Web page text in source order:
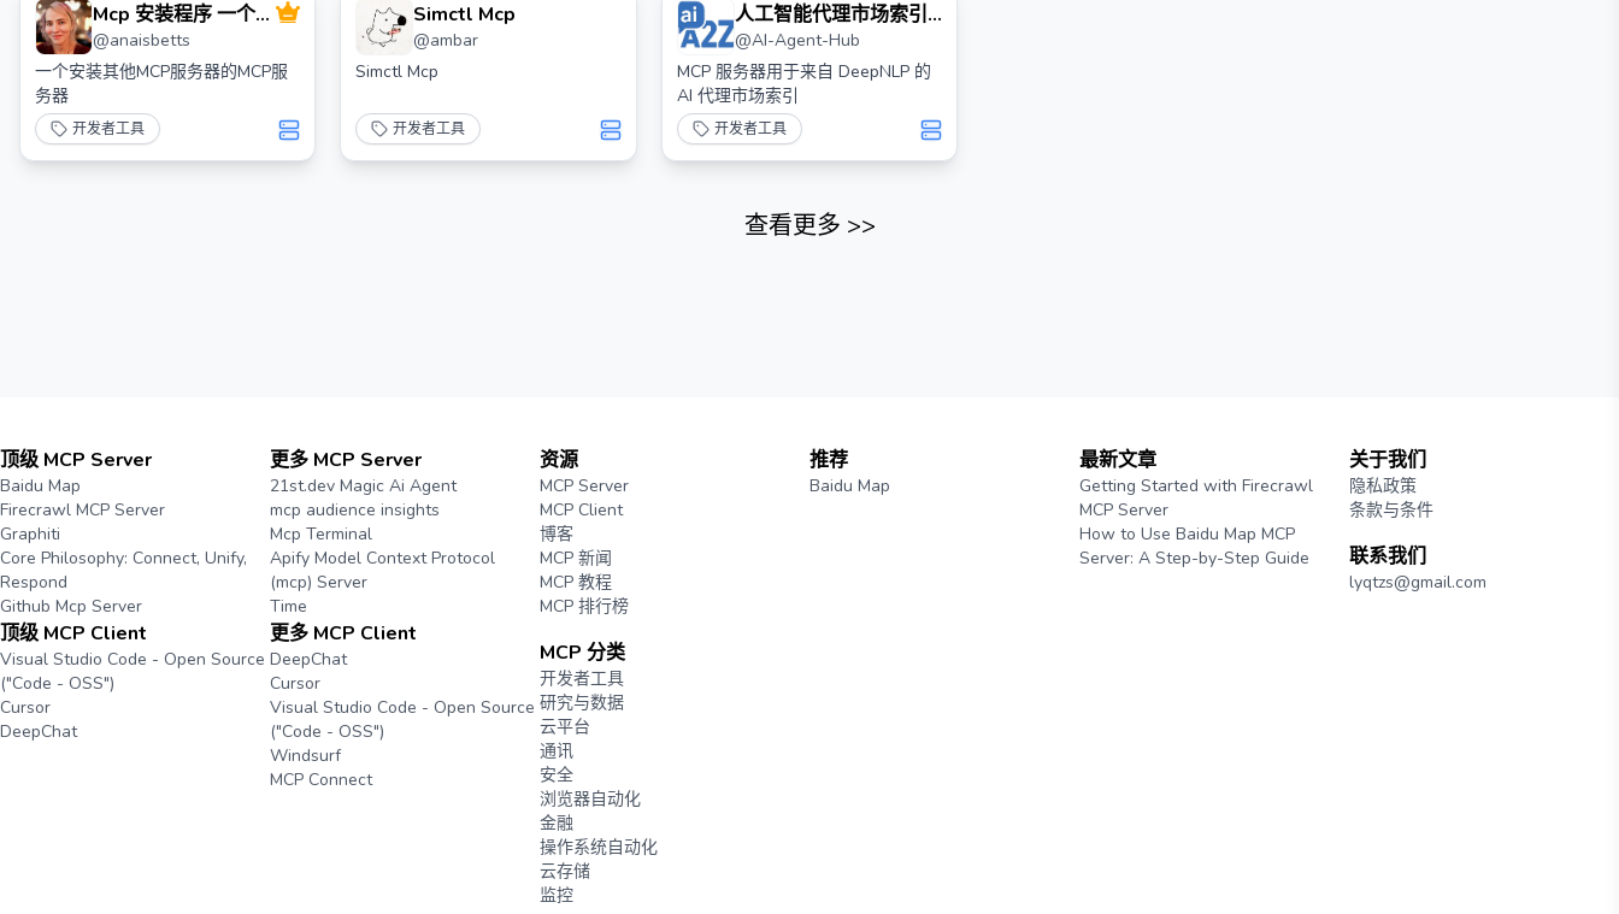
Mcp 安装程序 一个用
于安装 Mcp 服务器的
Mcp 服务器
@anaisbetts
一个安装其他MCP服务器的MCP服
务器
开发者工具
Simctl Mcp
@ambar
Simctl Mcp
开发者工具
人工智能代理市场索引
搜索Mcp服务器
@AI-Agent-Hub
MCP 服务器用于来自 DeepNLP 的
AI 代理市场索引
开发者工具
查看更多 >>
顶级 MCP Server
Baidu Map
Firecrawl MCP Server
Graphiti
Core Philosophy: Connect, Unify,
Respond
Github Mcp Server
顶级 MCP Client
Visual Studio Code - Open Source
("Code - OSS")
Cursor
DeepChat
更多 MCP Server
21st.dev Magic Ai Agent
mcp audience insights
Mcp Terminal
Apify Model Context Protocol
(mcp) Server
Time
更多 MCP Client
DeepChat
Cursor
Visual Studio Code - Open Source
("Code - OSS")
Windsurf
MCP Connect
资源
MCP Server
MCP Client
博客
MCP 新闻
MCP 教程
MCP 排行榜
MCP 分类
开发者工具
研究与数据
云平台
通讯
安全
浏览器自动化
金融
操作系统自动化
云存储
监控
推荐
Baidu Map
最新文章
Getting Started with Firecrawl
MCP Server
How to Use Baidu Map MCP
Server: A Step-by-Step Guide
关于我们
隐私政策
条款与条件
联系我们
lyqtzs@gmail.com